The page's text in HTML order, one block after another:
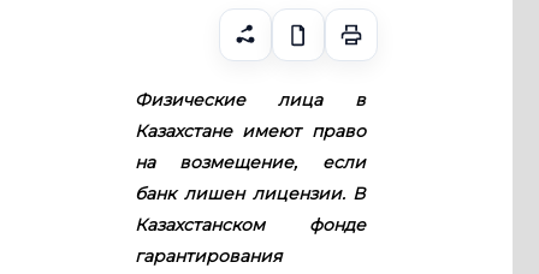
Физические лица в
Казахстане имеют право
на возмещение, если
банк лишен лицензии. В
Казахстанском фонде
гарантирования